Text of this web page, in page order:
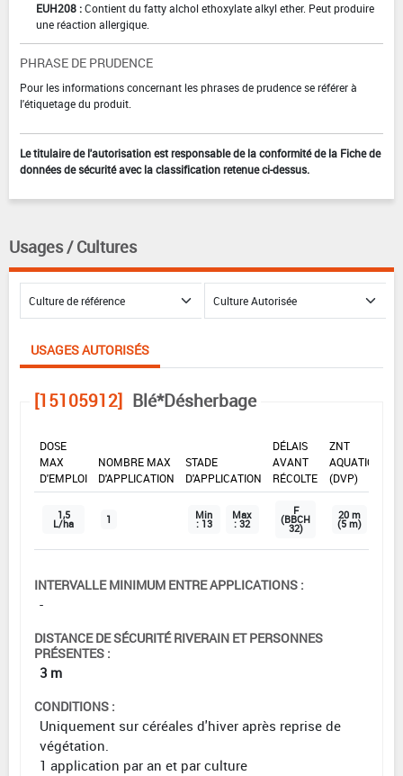
EUH208 :Contient du fatty alchol ethoxylate alkyl ether. Peut produire
une réaction allergique.
PHRASE DE PRUDENCE
Pour les informations concernant les phrases de prudence se référer à
l'étiquetage du produit.
Le titulaire de l'autorisation est responsable de la conformité de la Fiche de
données de sécurité avec la classification retenue ci-dessus.
Usages / Cultures
USAGES AUTORISÉS
[15105912] Blé*Désherbage
DOSE
MAX
D'EMPLOI
NOMBRE MAX
D'APPLICATION
STADE
D'APPLICATION
DÉLAIS
AVANT
RÉCOLTE
ZNT
AQUATIQUE
(DVP)
1,5
L/ha 1 Min
: 13
Max
: 32
F
(BBCH
32)
20 m
(5 m)
INTERVALLE MINIMUM ENTRE APPLICATIONS :
-
DISTANCE DE SÉCURITÉ RIVERAIN ET PERSONNES
PRÉSENTES :
3 m
CONDITIONS :
Uniquement sur céréales d'hiver après reprise de
végétation.
1 application par an et par culture